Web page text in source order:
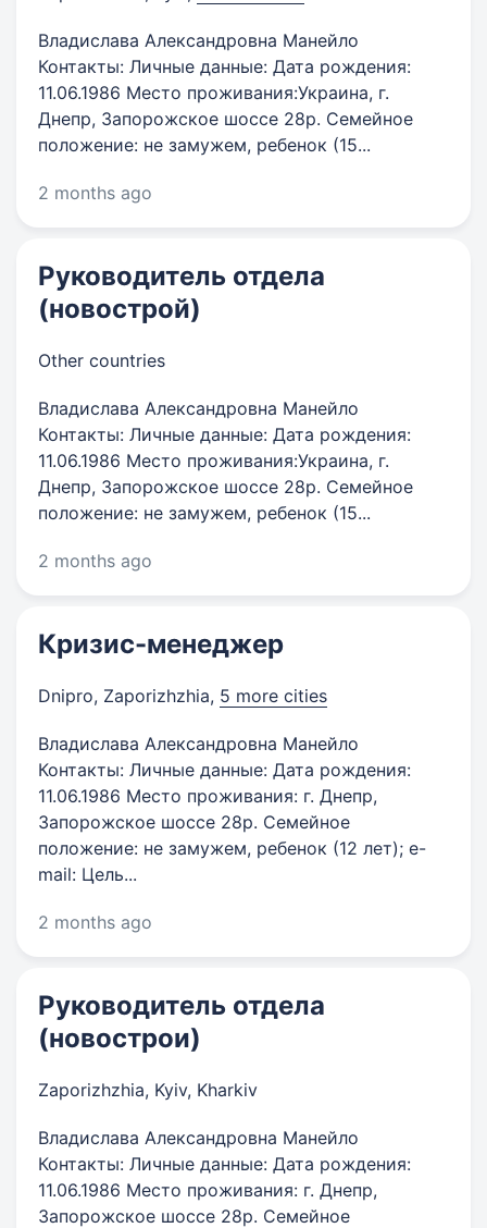
Владислава Александровна Манейло
Контакты: Личные данные: Дата рождения:
11.06.1986 Место проживания:Украина, г.
Днепр, Запорожское шоссе 28р. Семейное
положение: не замужем, ребенок (15...
2 months ago
Руководитель отдела
(новострой)
Other countries
Владислава Александровна Манейло
Контакты: Личные данные: Дата рождения:
11.06.1986 Место проживания:Украина, г.
Днепр, Запорожское шоссе 28р. Семейное
положение: не замужем, ребенок (15...
2 months ago
Кризис-менеджер
Dnipro, Zaporizhzhia, 5 more cities
Владислава Александровна Манейло
Контакты: Личные данные: Дата рождения:
11.06.1986 Место проживания: г. Днепр,
Запорожское шоссе 28р. Семейное
положение: не замужем, ребенок (12 лет); e-
mail: Цель...
2 months ago
Руководитель отдела
(новострои)
Zaporizhzhia, Kyiv, Kharkiv
Владислава Александровна Манейло
Контакты: Личные данные: Дата рождения:
11.06.1986 Место проживания: г. Днепр,
Запорожское шоссе 28р. Семейное